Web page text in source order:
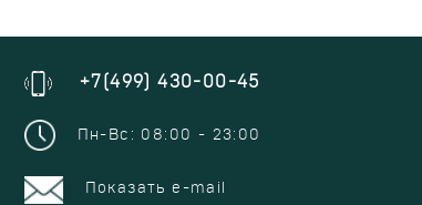
+7(499) 430-00-45
Пн-Вс: 08:00 - 23:00
Показать e-mail